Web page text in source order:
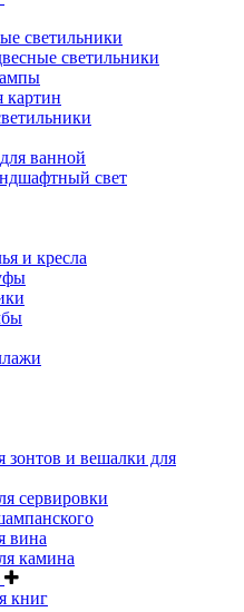
светильники
светильники
картин
ванной
свет
и кресла
зонтов и вешалки для
сервировки
вина
камина
книг